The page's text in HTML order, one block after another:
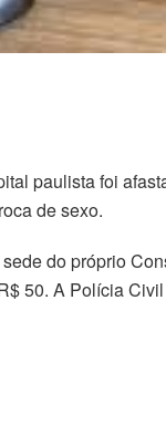
paulista foi
de sexo.
do próprio
50. A Polícia